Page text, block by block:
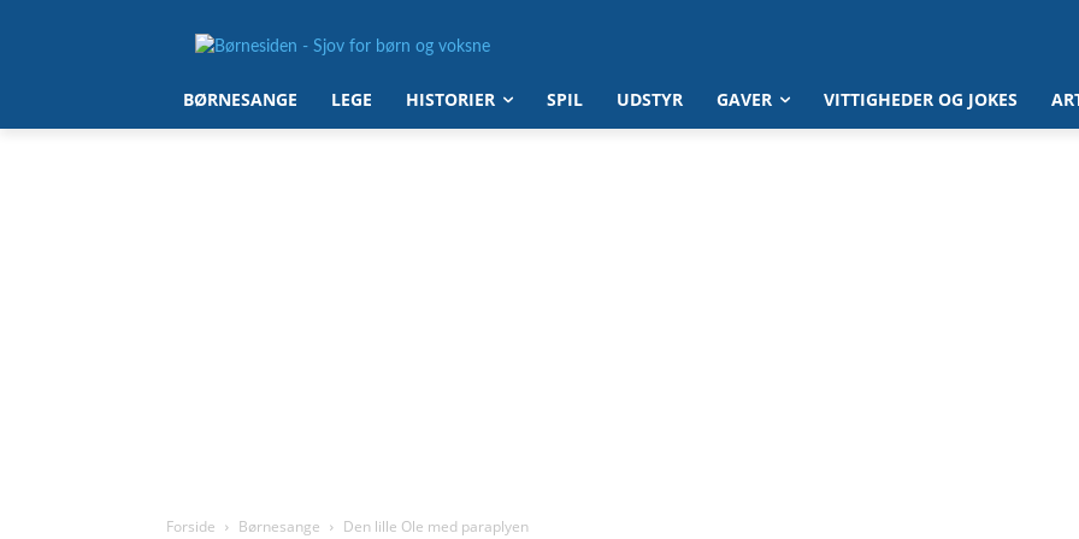
BØRNESANGE LEGE HISTORIER SPIL UDSTYR GAVER VITTIGHEDER OG JOKES
Forside Børnesange Den lille Ole med paraplyen